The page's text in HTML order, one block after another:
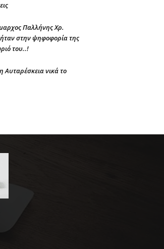
Παλλήνης Χρ.
ήταν στην ψηφοφορία της
του..!
Αυταρέσκεια νικά το